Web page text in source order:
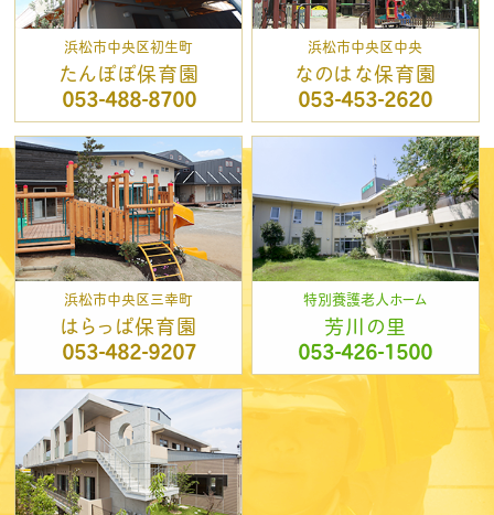
浜松市中央区初生町
たんぽぽ保育園
053-488-8700
浜松市中央区中央
なのはな保育園
053-453-2620
浜松市中央区三幸町
はらっぱ保育園
053-482-9207
特別養護老人ホーム
芳川の里
053-426-1500